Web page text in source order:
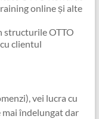
online și alte
structurile OTTO
clientul
vei lucra cu
mai îndelungat dar